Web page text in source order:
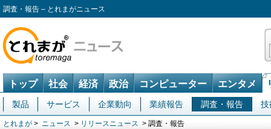
調査・報告 – とれまがニュース
トップ 社会 経済 政治 コンピューター エンタメ
製品 サービス 企業動向 業績報告 調査・報告 技
とれまが > ニュース > リリースニュース > 調査・報告